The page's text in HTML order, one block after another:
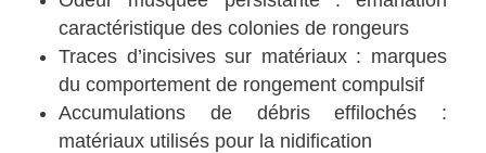
caractéristique des colonies de rongeurs
Traces d’incisives sur matériaux : marques
du comportement de rongement compulsif
Accumulations de débris effilochés :
matériaux utilisés pour la nidification